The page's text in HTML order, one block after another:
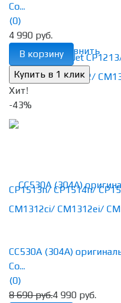
избранное сравнить
Co...
(0)
4 990 руб.
В корзину
Хит!
-43%
CC530A (304A)
Co...
(0)
8 690 руб.4 990 руб.